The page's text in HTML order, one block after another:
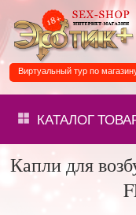
Виртуальный тур по
КАТАЛОГ
Капли для